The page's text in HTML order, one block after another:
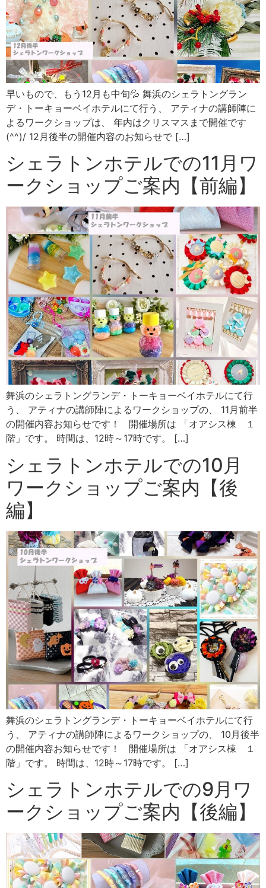
早いもので、もう12月も中旬💦 舞浜のシェラトングラン
デ・トーキョーベイホテルにて行う、 アティナの講師陣に
よるワークショップは、 年内はクリスマスまで開催です
(^^)/ 12月後半の開催内容のお知らせで […]
シェラトンホテルでの11月ワ
ークショップご案内【前編】
舞浜のシェラトングランデ・トーキョーベイホテルにて行
う、 アティナの講師陣によるワークショップの、 11月前半
の開催内容お知らせです！ 開催場所は 「オアシス棟 １
階」です。 時間は、12時～17時です。 […]
シェラトンホテルでの10月
ワークショップご案内【後
編】
舞浜のシェラトングランデ・トーキョーベイホテルにて行
う、 アティナの講師陣によるワークショップの、 10月後半
の開催内容お知らせです！ 開催場所は 「オアシス棟 １
階」です。 時間は、12時～17時です。 […]
シェラトンホテルでの9月ワ
ークショップご案内【後編】